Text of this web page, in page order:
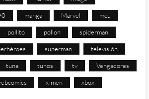
manga Marvel mcu
pollito pollon spiderman
superman televisión
tuna tunos tv Vengadores
x-men xbox